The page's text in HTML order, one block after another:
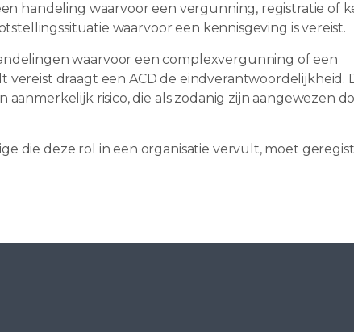
handeling waarvoor een vergunning, registratie of
waarvoor een kennisgeving is vereist.
waarvoor een complexvergunning of een
vereist draagt een ACD de eindverantwoordelijkheid.
risico, die als zodanig zijn aangewezen
die deze rol in een organisatie vervult, moet